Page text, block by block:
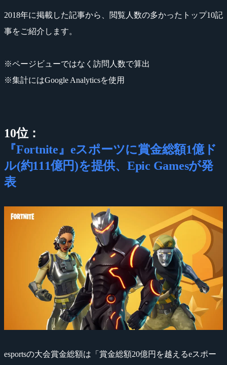
2018年に掲載した記事から、閲覧人数の多かったトップ10記
事をご紹介します。
※ページビューではなく訪問人数で算出
※集計にはGoogle Analyticsを使用
10位：
『Fortnite』eスポーツに賞金総額1億ド
ル(約111億円)を提供、Epic Gamesが発
表
esportsの大会賞金総額は「賞金総額20億円を越えるeスポー